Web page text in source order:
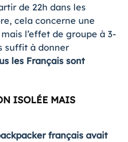
de 22h dans les
cela concerne une
l’effet de groupe à 3-
suffit à donner
les Français sont
ISOLÉE MAIS
français avait